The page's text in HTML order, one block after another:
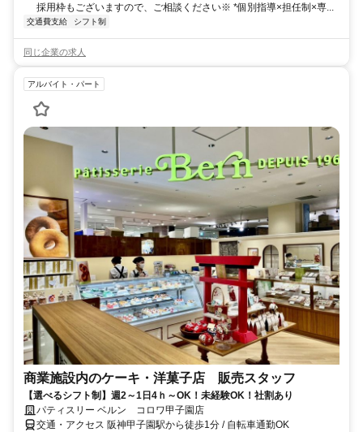
採用枠もございますので、ご相談ください※ *個別指導×担任制×専...
交通費支給 シフト制
同じ企業の求人
アルバイト・パート
商業施設内のケーキ・洋菓子店 販売スタッフ
【選べるシフト制】週2～1日4ｈ～OK！未経験OK！社割あり
パティスリー ベルン コロワ甲子園店
交通・アクセス 阪神甲子園駅から徒歩1分 / 自転車通勤OK